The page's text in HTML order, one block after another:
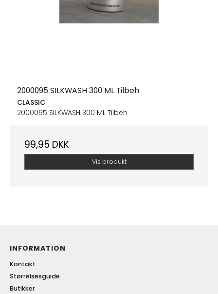
2000095 SILKWASH 300 ML Tilbeh
CLASSIC
2000095 SILKWASH 300 ML Tilbeh
99,95 DKK
Vis produkt
INFORMATION
Kontakt
Størrelsesguide
Butikker